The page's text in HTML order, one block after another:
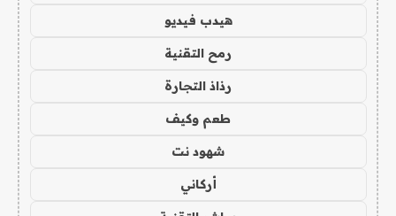
هيدب فيديو
رمح التقنية
رذاذ التجارة
طعم وكيف
شهود نت
أركاني